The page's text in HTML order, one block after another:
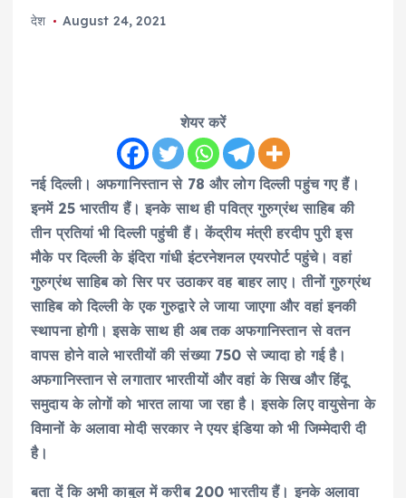
देश August 24, 2021
शेयर करें
नई दिल्ली। अफगानिस्तान से 78 और लोग दिल्ली पहुंच गए हैं।
इनमें 25 भारतीय हैं। इनके साथ ही पवित्र गुरुग्रंथ साहिब की
तीन प्रतियां भी दिल्ली पहुंची हैं। केंद्रीय मंत्री हरदीप पुरी इस
मौके पर दिल्ली के इंदिरा गांधी इंटरनेशनल एयरपोर्ट पहुंचे। वहां
गुरुग्रंथ साहिब को सिर पर उठाकर वह बाहर लाए। तीनों गुरुग्रंथ
साहिब को दिल्ली के एक गुरुद्वारे ले जाया जाएगा और वहां इनकी
स्थापना होगी। इसके साथ ही अब तक अफगानिस्तान से वतन
वापस होने वाले भारतीयों की संख्या 750 से ज्यादा हो गई है।
अफगानिस्तान से लगातार भारतीयों और वहां के सिख और हिंदू
समुदाय के लोगों को भारत लाया जा रहा है। इसके लिए वायुसेना के
विमानों के अलावा मोदी सरकार ने एयर इंडिया को भी जिम्मेदारी दी
है।
बता दें कि अभी काबुल में करीब 200 भारतीय हैं। इनके अलावा